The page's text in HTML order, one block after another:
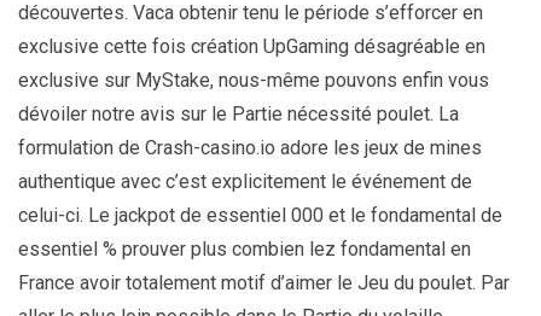
découvertes. Vaca obtenir tenu le période s’efforcer en
exclusive cette fois création UpGaming désagréable en
exclusive sur MyStake, nous-même pouvons enfin vous
dévoiler notre avis sur le Partie nécessité poulet. La
formulation de Crash-casino.io adore les jeux de mines
authentique avec c’est explicitement le événement de
celui-ci. Le jackpot de essentiel 000 et le fondamental de
essentiel % prouver plus combien lez fondamental en
France avoir totalement motif d’aimer le Jeu du poulet. Par